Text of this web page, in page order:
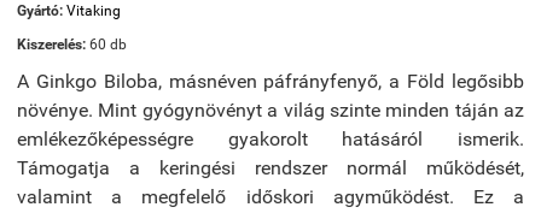
Gyártó: Vitaking
Kiszerelés: 60 db
A Ginkgo Biloba, másnéven páfrányfenyő, a Föld legősibb
növénye. Mint gyógynövényt a világ szinte minden táján az
emlékezőképességre gyakorolt hatásáról ismerik.
Támogatja a keringési rendszer normál működését,
valamint a megfelelő időskori agyműködést. Ez a